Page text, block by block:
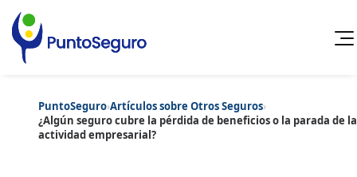
Cancelar
PuntoSeguro›Artículos sobre Otros Seguros›
¿Algún seguro cubre la pérdida de beneficios o la parada de la
actividad empresarial?